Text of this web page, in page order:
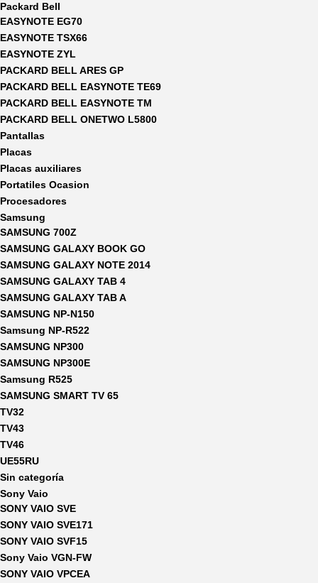
Packard Bell
EASYNOTE EG70
EASYNOTE TSX66
EASYNOTE ZYL
PACKARD BELL ARES GP
PACKARD BELL EASYNOTE TE69
PACKARD BELL EASYNOTE TM
PACKARD BELL ONETWO L5800
Pantallas
Placas
Placas auxiliares
Portatiles Ocasion
Procesadores
Samsung
SAMSUNG 700Z
SAMSUNG GALAXY BOOK GO
SAMSUNG GALAXY NOTE 2014
SAMSUNG GALAXY TAB 4
SAMSUNG GALAXY TAB A
SAMSUNG NP-N150
Samsung NP-R522
SAMSUNG NP300
SAMSUNG NP300E
Samsung R525
SAMSUNG SMART TV 65
TV32
TV43
TV46
UE55RU
Sin categoría
Sony Vaio
SONY VAIO SVE
SONY VAIO SVE171
SONY VAIO SVF15
Sony Vaio VGN-FW
SONY VAIO VPCEA